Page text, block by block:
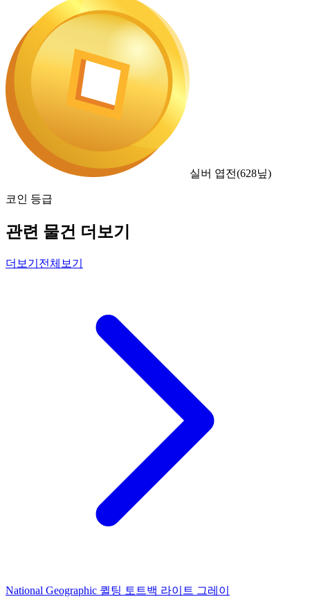
실버 엽전(628닢)
코인 등급
관련 물건 더보기
더보기 전체보기
National Geographic 퀼팅 토트백 라이트 그레이